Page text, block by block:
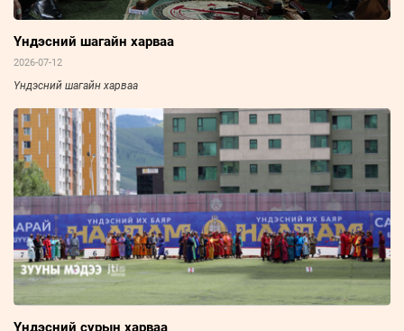
Үндэсний шагайн харваа
2026-07-12
Үндэсний шагайн харваа
Үндэсний сурын харваа